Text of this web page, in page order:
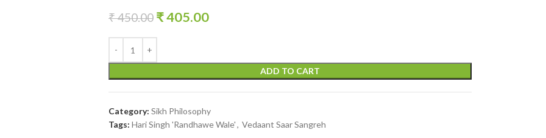
₹450.00 ₹405.00
ADD TO CART
Category: Sikh Philosophy
Tags: Hari Singh 'Randhawe Wale', Vedaant Saar Sangreh